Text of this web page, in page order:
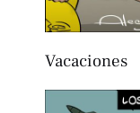
Vacaciones